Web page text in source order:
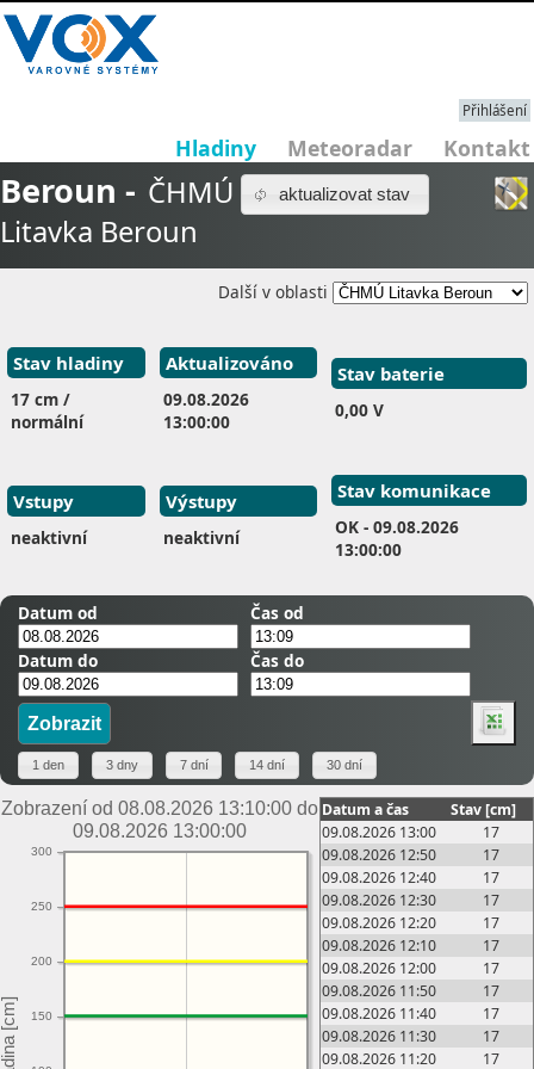
Přihlášení
Hladiny Meteoradar Kontakt
aktualizovat stav
Beroun - ČHMÚ
Litavka Beroun
Další v oblasti
Stav hladiny
17 cm /
normální
Aktualizováno
09.08.2026
13:00:00
Stav baterie
0,00 V
Vstupy
neaktivní
Výstupy
neaktivní
Stav komunikace
OK - 09.08.2026
13:00:00
Datum od Čas od
Datum do Čas do
Zobrazení od 08.08.2026 13:10:00 do
09.08.2026 13:00:00
150
200
250
300
Datum a čas
Stav [cm]
09.08.2026 13:00
17
09.08.2026 12:50
17
09.08.2026 12:40
17
09.08.2026 12:30
17
09.08.2026 12:20
17
09.08.2026 12:10
17
09.08.2026 12:00
17
09.08.2026 11:50
17
09.08.2026 11:40
17
09.08.2026 11:30
17
09.08.2026 11:20
17